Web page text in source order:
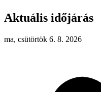
Aktuális időjárás
ma, csütörtök 6. 8. 2026